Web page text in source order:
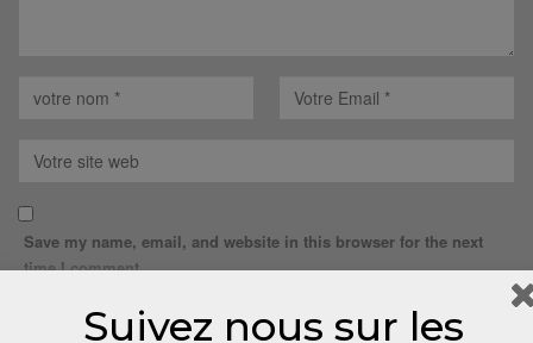
Save my name, email, and website in this browser for the next
time I comment.
Suivez nous sur les